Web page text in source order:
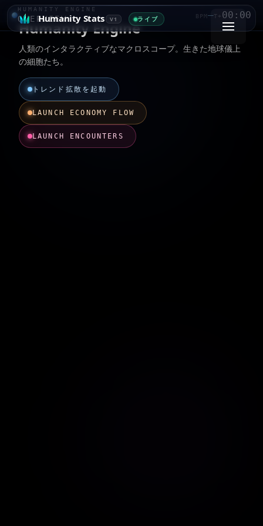
Humanity Stats V1 ライブ
HUMANITY ENGINE
OVERVIEW BPM—T+ 00:00
Humanity Engine
人類のインタラクティブなマクロスコープ。生きた地球儀上
の細胞たち。
トレンド拡散を起動
LAUNCH ECONOMY FLOW
LAUNCH ENCOUNTERS